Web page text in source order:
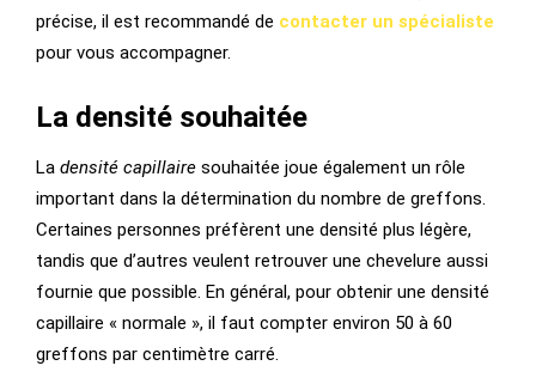
précise, il est recommandé de contacter un spécialiste
pour vous accompagner.
La densité souhaitée
La densité capillaire souhaitée joue également un rôle
important dans la détermination du nombre de greffons.
Certaines personnes préfèrent une densité plus légère,
tandis que d’autres veulent retrouver une chevelure aussi
fournie que possible. En général, pour obtenir une densité
capillaire « normale », il faut compter environ 50 à 60
greffons par centimètre carré.